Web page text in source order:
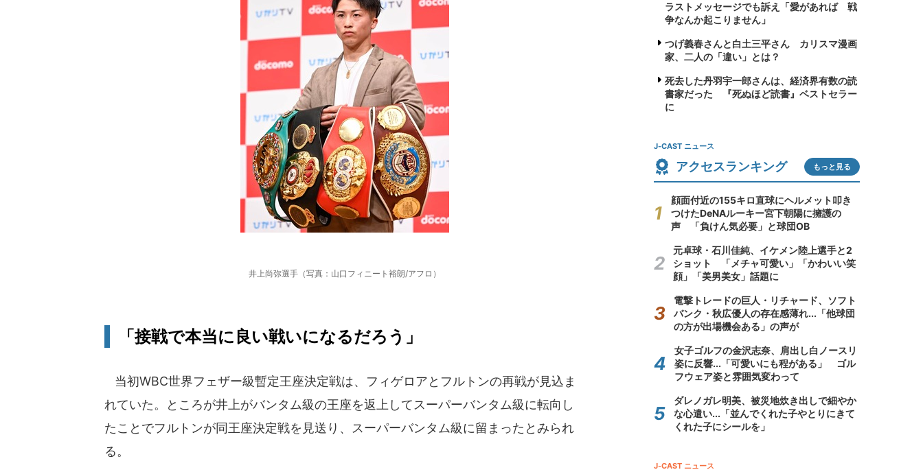
井上尚弥選手（写真：山口フィニート裕朗/アフロ）
「接戦で本当に良い戦いになるだろう」
当初WBC世界フェザー級暫定王座決定戦は、フィゲロアとフルトンの再戦が見込ま
れていた。ところが井上がバンタム級の王座を返上してスーパーバンタム級に転向し
たことでフルトンが同王座決定戦を見送り、スーパーバンタム級に留まったとみられ
る。
ラストメッセージでも訴え「愛があれば 戦
争なんか起こりません」
つげ義春さんと白土三平さん カリスマ漫画
家、二人の「違い」とは？
死去した丹羽宇一郎さんは、経済界有数の読
書家だった 『死ぬほど読書』ベストセラー
に
J-CAST ニュース
アクセスランキング もっと見る
顔面付近の155キロ直球にヘルメット叩き
つけたDeNAルーキー宮下朝陽に擁護の
声 「負けん気必要」と球団OB
元卓球・石川佳純、イケメン陸上選手と2
ショット 「メチャ可愛い」「かわいい笑
顔」「美男美女」話題に
電撃トレードの巨人・リチャード、ソフト
バンク・秋広優人の存在感薄れ...「他球団
の方が出場機会ある」の声が
女子ゴルフの金沢志奈、肩出し白ノースリ
姿に反響...「可愛いにも程がある」 ゴル
フウェア姿と雰囲気変わって
ダレノガレ明美、被災地炊き出しで細やか
な心遣い...「並んでくれた子やとりにきて
くれた子にシールを」
J-CAST ニュース